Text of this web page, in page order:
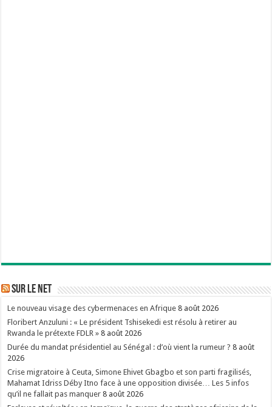
Sur le Net
Le nouveau visage des cybermenaces en Afrique 8 août 2026
Floribert Anzuluni : « Le président Tshisekedi est résolu à retirer au
Rwanda le prétexte FDLR » 8 août 2026
Durée du mandat présidentiel au Sénégal : d’où vient la rumeur ? 8 août
2026
Crise migratoire à Ceuta, Simone Ehivet Gbagbo et son parti fragilisés,
Mahamat Idriss Déby Itno face à une opposition divisée… Les 5 infos
qu’il ne fallait pas manquer 8 août 2026